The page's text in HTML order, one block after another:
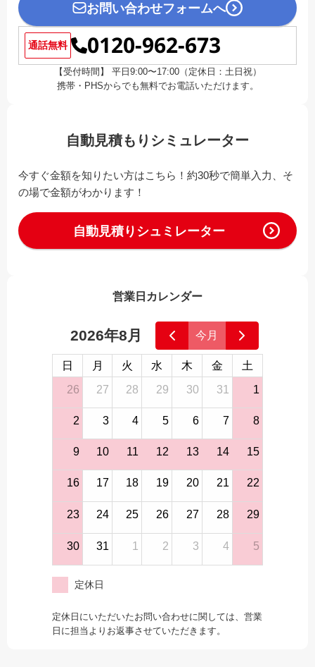
お問い合わせフォームへ
通話無料 0120-962-673
【受付時間】 平日9:00〜17:00（定休日：土日祝）
携帯・PHSからでも無料でお電話いただけます。
自動見積もりシミュレーター
今すぐ金額を知りたい方はこちら！約30秒で簡単入力、そ
の場で金額がわかります！
自動見積りシュミレーター
営業日カレンダー
2026年8月 今月
日 月 火 水 木 金
土
26
27 28 29 30 31 1
2 3 4 5 6 7 8
9 10 11 12 13 14 15
16 17 18 19 20 21 22
23 24 25 26 27 28 29
30 31 1 2 3 4 5
定休日
定休日にいただいたお問い合わせに関しては、営業
日に担当よりお返事させていただきます。